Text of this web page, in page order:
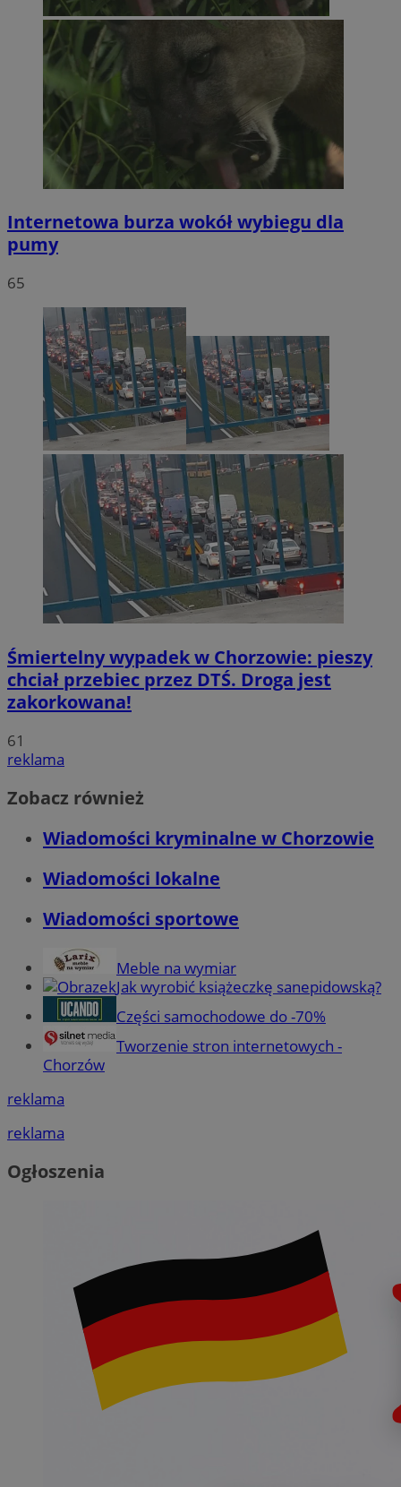
Internetowa burza wokół wybiegu dla
pumy
65
Śmiertelny wypadek w Chorzowie: pieszy
chciał przebiec przez DTŚ. Droga jest
zakorkowana!
61
reklama
Zobacz również
Wiadomości kryminalne w Chorzowie
Wiadomości lokalne
Wiadomości sportowe
Meble na wymiar
Jak wyrobić książeczkę sanepidowską?
Części samochodowe do -70%
Tworzenie stron internetowych -
Chorzów
reklama
reklama
Ogłoszenia